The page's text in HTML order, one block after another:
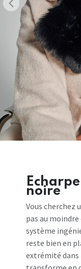
noire
Vous cherchez
pas au moindre
système
reste bien en
extrémité dans